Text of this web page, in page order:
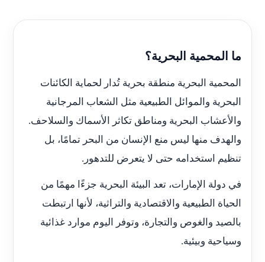
ما المحمية البحرية؟
المحمية البحرية منطقة بحرية تُدار لحماية الكائنات
البحرية والموائل الطبيعية مثل الشعاب المرجانية
والأعشاب البحرية ومناطق تكاثر الأسماك والسلاحف.
والهدف منها ليس منع الإنسان من البحر تمامًا، بل
تنظيم استخدامه حتى لا يتعرض للتدهور.
في دولة الإمارات، تعد البيئة البحرية جزءًا مهمًا من
الحياة الطبيعية والاقتصادية والتراثية، لأنها ارتبطت
بالصيد والغوص والتجارة، وتوفر اليوم موارد غذائية
وسياحية وبيئية.